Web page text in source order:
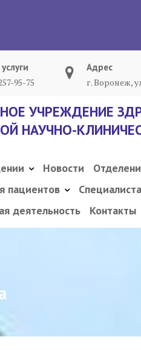
95-75
Адрес
г. Воронеж,
УЧРЕЖДЕНИЕ
НАУЧНО-
Новости
пациентов
деятельность
Контакты